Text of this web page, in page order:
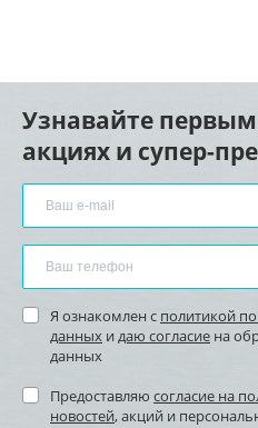
Узнавайте
акциях и супер-
Я ознакомлен с политикой
данных и даю согласие на
данных
Предоставляю согласие на
новостей, акций и